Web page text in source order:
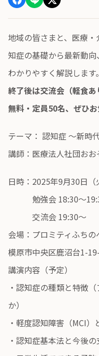
地域の皆さまと、医療
知症の基礎から最新動
わかりやすく解説します。
終了後は交流会（軽食
無料・定員50名、ぜひ
テーマ： 認知症 〜新時
講師：医療法人社団お
日時：2025年9月30日（
勉強会 18:30〜
交流会 19:30〜
会場：プロミティふち
模原市中央区鹿沼台1-
講演内容（予定）
・認知症の種類と特徴
か）
・軽度認知障害（MCI
・認知症基本法と今後